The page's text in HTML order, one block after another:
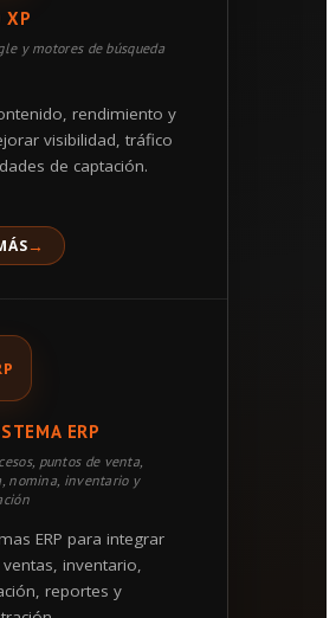
XP
y motores de búsqueda
rendimiento y
visibilidad, tráfico
de captación.
ERP
puntos de venta,
nomina, inventario y
ERP para integrar
inventario,
reportes y